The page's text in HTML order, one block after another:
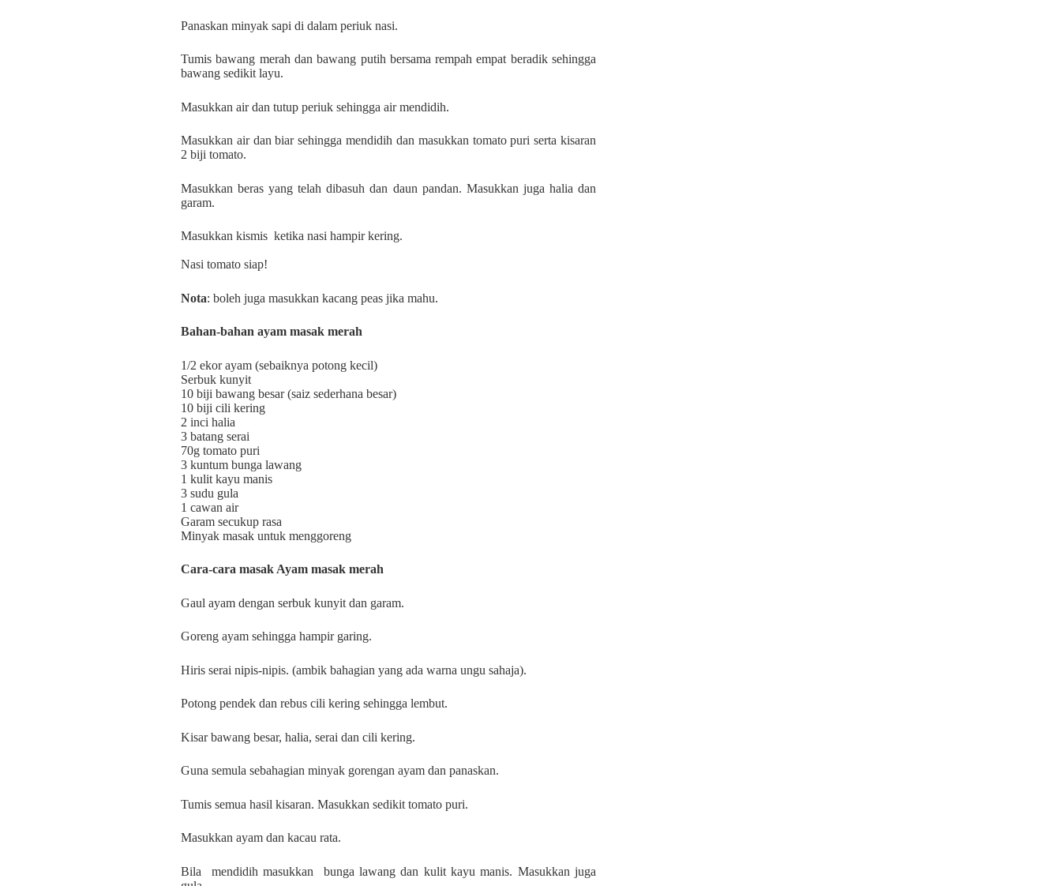
Panaskan minyak sapi di dalam periuk nasi.
Tumis bawang merah dan bawang putih bersama rempah empat beradik sehingga
bawang sedikit layu.
Masukkan air dan tutup periuk sehingga air mendidih.
Masukkan air dan biar sehingga mendidih dan masukkan tomato puri serta kisaran
2 biji tomato.
Masukkan beras yang telah dibasuh dan daun pandan. Masukkan juga halia dan
garam.
Masukkan kismis ketika nasi hampir kering.
Nasi tomato siap!
Nota: boleh juga masukkan kacang peas jika mahu.
Bahan-bahan ayam masak merah
1/2 ekor ayam (sebaiknya potong kecil)
Serbuk kunyit
10 biji bawang besar (saiz sederhana besar)
10 biji cili kering
2 inci halia
3 batang serai
70g tomato puri
3 kuntum bunga lawang
1 kulit kayu manis
3 sudu gula
1 cawan air
Garam secukup rasa
Minyak masak untuk menggoreng
Cara-cara masak Ayam masak merah
Gaul ayam dengan serbuk kunyit dan garam.
Goreng ayam sehingga hampir garing.
Hiris serai nipis-nipis. (ambik bahagian yang ada warna ungu sahaja).
Potong pendek dan rebus cili kering sehingga lembut.
Kisar bawang besar, halia, serai dan cili kering.
Guna semula sebahagian minyak gorengan ayam dan panaskan.
Tumis semua hasil kisaran. Masukkan sedikit tomato puri.
Masukkan ayam dan kacau rata.
Bila mendidih masukkan
bunga lawang dan kulit kayu manis. Masukkan juga